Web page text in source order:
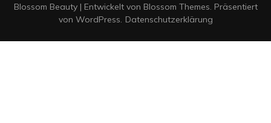
Blossom Beauty | Entwickelt von Blossom Themes. Präsentiert
von WordPress. Datenschutzerklärung